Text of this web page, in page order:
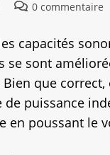
publication :
Commentaires
publication :
0 commentaire
capacités
se sont
que
de puissance
en poussant le